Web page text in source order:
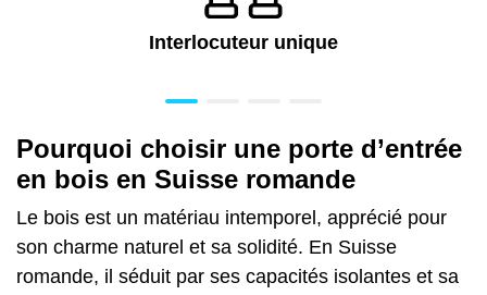
Interlocuteur unique
Pourquoi choisir une porte d’entrée
en bois en Suisse romande
Le bois est un matériau intemporel, apprécié pour
son charme naturel et sa solidité. En Suisse
romande, il séduit par ses capacités isolantes et sa